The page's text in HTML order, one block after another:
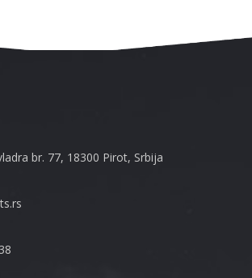
br. 77, 18300 Pirot, Srbija